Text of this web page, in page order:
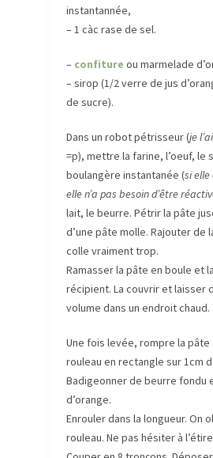
instantannée,
– 1 càc rase de sel.
– confiture ou marmelade
– sirop (1/2 verre de jus
de sucre).
Dans un robot pétrisseur (je
=p), mettre la farine, l’oeuf, le
boulangère instantanée (si
elle n’a pas besoin d’être
lait, le beurre. Pétrir la pâte
d’une pâte molle. Rajouter de
colle vraiment trop.
Ramasser la pâte en boule et
récipient. La couvrir et laisser
volume dans un endroit chaud.
Une fois levée, rompre la pâte
rouleau en rectangle sur 1cm
Badigeonner de beurre fondu
d’orange.
Enrouler dans la longueur. On
rouleau. Ne pas hésiter à